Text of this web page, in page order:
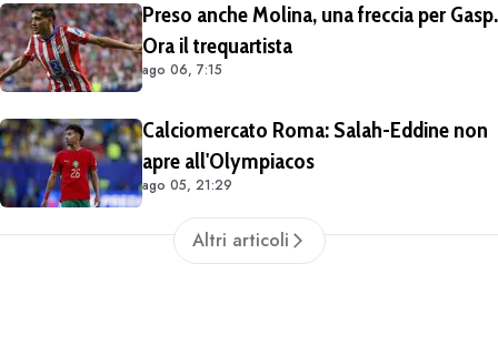
Preso anche Molina, una freccia per Gasp.
Ora il trequartista
ago 06, 7:15
Calciomercato Roma: Salah-Eddine non
apre all'Olympiacos
ago 05, 21:29
Altri articoli